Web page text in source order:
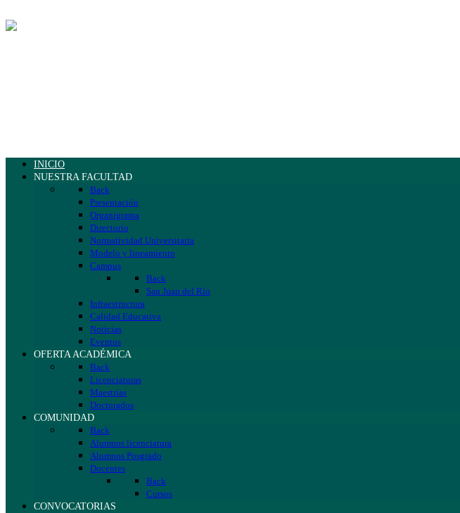
INICIO
NUESTRA FACULTAD
Back
Presentación
Organigrama
Directorio
Normatividad Universitaria
Modelo y lineamiento
Campus
Back
San Juan del Río
Infraestructura
Calidad Educativa
Noticias
Eventos
OFERTA ACADÉMICA
Back
Licenciaturas
Maestrías
Doctorados
COMUNIDAD
Back
Alumnos licenciatura
Alumnos Posgrado
Docentes
Back
Cursos
CONVOCATORIAS